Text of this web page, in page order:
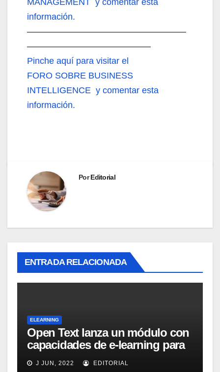
información.
——————————————————
——————————————
Pinche aquí para visitar el
FORO SOBRE BUSINESS
INTELLIGENCE y comentar esta
información.
PorEditorial
ENTRADA RELACIONADA
ELEARNING
Open Text lanza un módulo con
capacidades de e-learning para
su plataforma de colaboración
FirstClass
J JUN, 2022 EDITORIAL